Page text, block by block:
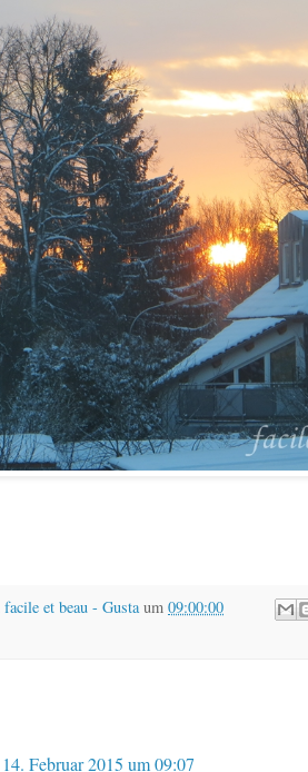
facile et beau - Gusta um 09:00:00
14. Februar 2015 um 09:07